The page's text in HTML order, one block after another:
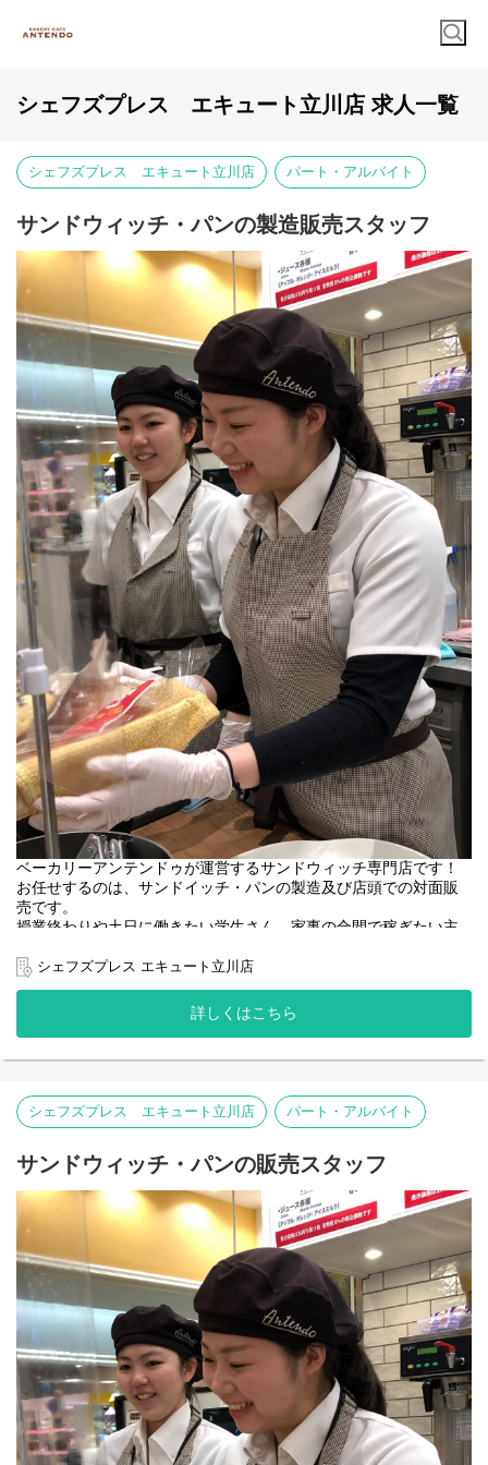
シェフズプレス エキュート立川店 求人一覧
シェフズプレス エキュート立川店 パート・アルバイト
サンドウィッチ・パンの製造販売スタッフ
ベーカリーアンテンドゥが運営するサンドウィッチ専門店です！
お任せするのは、サンドイッチ・パンの製造及び店頭での対面販
売です。
授業終わりや土日に働きたい学生さん、家事の合間で稼ぎたい主
たします！立川駅すぐの好立地で働き、仕事の前・仕事帰りには
ご応募お待ちしています！
シェフズプレス エキュート立川店
詳しくはこちら
シェフズプレス エキュート立川店 パート・アルバイト
サンドウィッチ・パンの販売スタッフ